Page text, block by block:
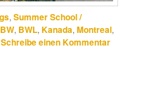
,Summer School /
BW, BWL,Kanada,Montreal,
Schreibe einen Kommentar